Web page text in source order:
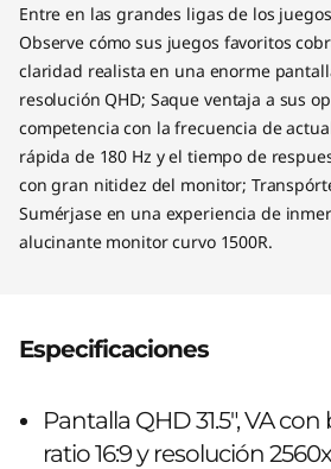
Entre en las grandes ligas de los
Observe cómo sus juegos favoritos
claridad realista en una enorme
resolución QHD; Saque ventaja a sus
competencia con la frecuencia de
rápida de 180 Hz y el tiempo de
con gran nitidez del monitor;
Sumérjase en una experiencia de
alucinante monitor curvo 1500R.
Especificaciones
Pantalla QHD 31.5", VA
ratio 16:9 y resolución